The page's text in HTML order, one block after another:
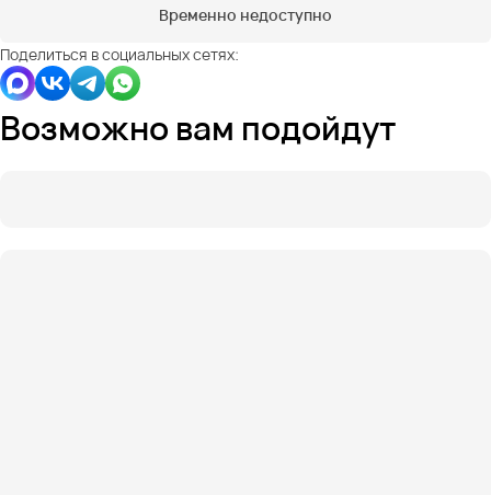
Временно недоступно
Поделиться в социальных сетях:
Возможно вам подойдут